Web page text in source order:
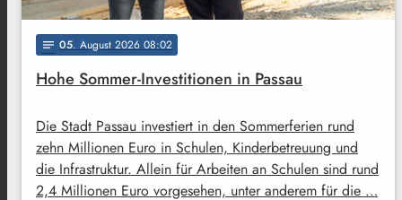
notes 05. August 2026 08:02
Hohe Sommer-Investitionen in Passau
Die Stadt Passau investiert in den Sommerferien rund
zehn Millionen Euro in Schulen, Kinderbetreuung und
die Infrastruktur. Allein für Arbeiten an Schulen sind rund
2,4 Millionen Euro vorgesehen, unter anderem für die …